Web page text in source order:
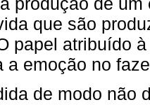
que são
papel atribuído
a emoção no
de modo não